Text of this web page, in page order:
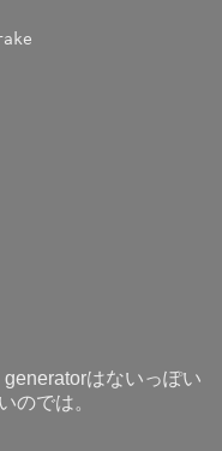
はないっぽい
のでは。